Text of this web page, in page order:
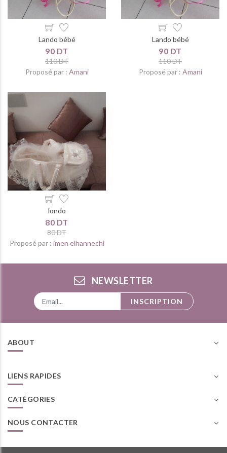
Lando bébé
90 DT
110 DT
Proposé par : Amani
Lando bébé
90 DT
110 DT
Proposé par : Amani
londo
80 DT
80 DT
Proposé par : imen elhannechi
NEWSLETTER
INSCRIPTION
ABOUT
LIENS RAPIDES
CATÉGORIES
NOUS CONTACTER